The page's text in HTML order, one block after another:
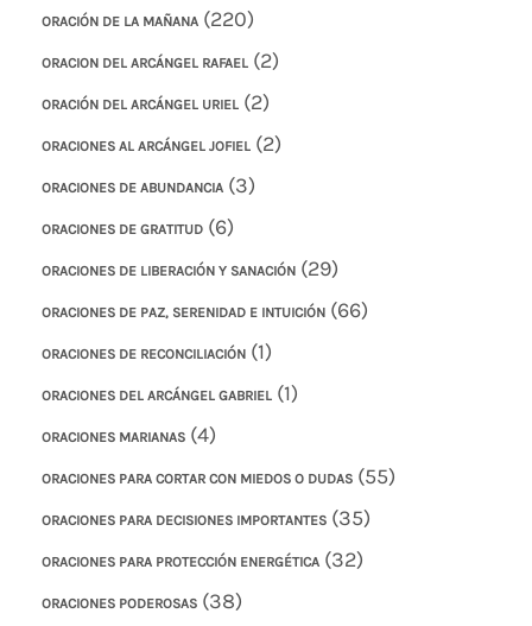
ORACIÓN DE LA MAÑANA (220)
ORACION DEL ARCÁNGEL RAFAEL (2)
ORACIÓN DEL ARCÁNGEL URIEL (2)
ORACIONES AL ARCÁNGEL JOFIEL (2)
ORACIONES DE ABUNDANCIA (3)
ORACIONES DE GRATITUD (6)
ORACIONES DE LIBERACIÓN Y SANACIÓN (29)
ORACIONES DE PAZ, SERENIDAD E INTUICIÓN (66)
ORACIONES DE RECONCILIACIÓN (1)
ORACIONES DEL ARCÁNGEL GABRIEL (1)
ORACIONES MARIANAS (4)
ORACIONES PARA CORTAR CON MIEDOS O DUDAS (55)
ORACIONES PARA DECISIONES IMPORTANTES (35)
ORACIONES PARA PROTECCIÓN ENERGÉTICA (32)
ORACIONES PODEROSAS (38)